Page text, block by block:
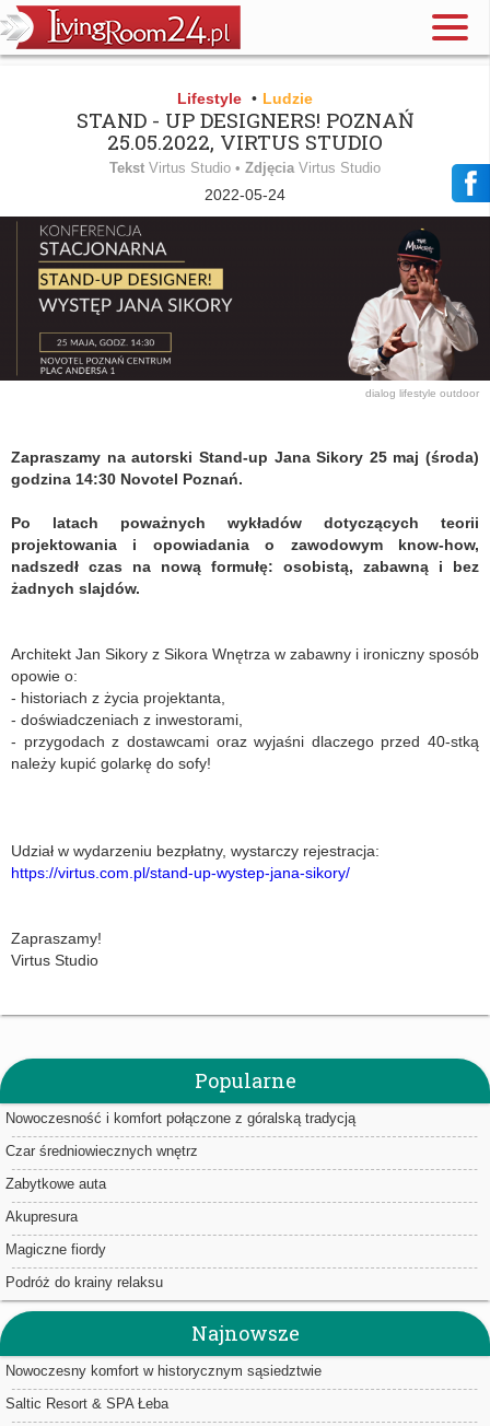
Lifestyle • Ludzie
STAND - UP DESIGNERS! POZNAŃ
25.05.2022, VIRTUS STUDIO
Tekst Virtus Studio • Zdjęcia Virtus Studio
2022-05-24
dialog lifestyle outdoor
Zapraszamy na autorski Stand-up Jana Sikory 25 maj (środa)
godzina 14:30 Novotel Poznań.
Po latach poważnych wykładów dotyczących teorii
projektowania i opowiadania o zawodowym know-how,
nadszedł czas na nową formułę: osobistą, zabawną i bez
żadnych slajdów.
Architekt Jan Sikory z Sikora Wnętrza w zabawny i ironiczny sposób
opowie o:
- historiach z życia projektanta,
- doświadczeniach z inwestorami,
- przygodach z dostawcami oraz wyjaśni dlaczego przed 40-stką
należy kupić golarkę do sofy!
Udział w wydarzeniu bezpłatny, wystarczy rejestracja:
https://virtus.com.pl/stand-up-wystep-jana-sikory/
Zapraszamy!
Virtus Studio
Popularne
Nowoczesność i komfort połączone z góralską tradycją
Czar średniowiecznych wnętrz
Zabytkowe auta
Akupresura
Magiczne fiordy
Podróż do krainy relaksu
Najnowsze
Nowoczesny komfort w historycznym sąsiedztwie
Saltic Resort & SPA Łeba